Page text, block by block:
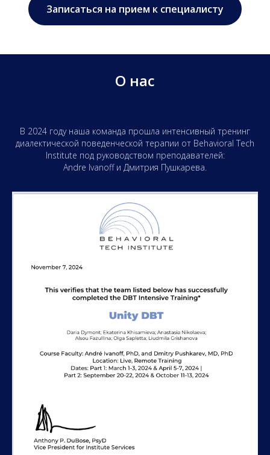
Записаться на прием к специалисту
О нас
В 2024 году наша команда прошла интенсивный тренинг
диалектической поведенческой терапии от Behavioral Tech
Institute под руководством преподавателей:
Andre Ivanoff и Дмитрия Пушкарева.